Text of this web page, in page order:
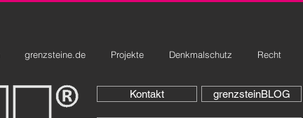
grenzsteine.de Projekte Denkmalschutz Recht
Kontakt grenzsteinBLOG